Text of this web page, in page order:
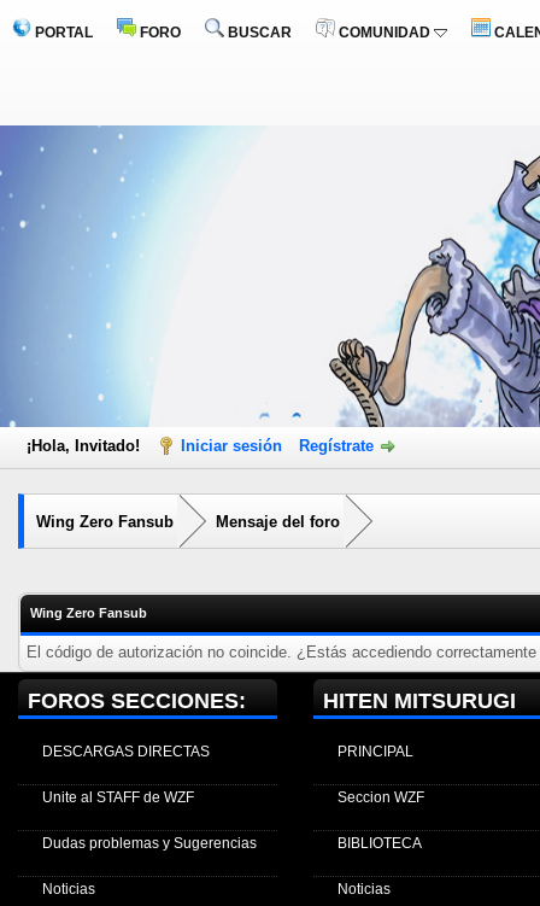
PORTAL FORO BUSCAR COMUNIDAD
¡Hola, Invitado! Iniciar sesión Regístrate
Wing Zero Fansub Mensaje del foro
Wing Zero Fansub
El código de autorización no coincide. ¿Estás accediendo
FOROS SECCIONES:
DESCARGAS DIRECTAS
Unite al STAFF de WZF
Dudas problemas y Sugerencias
Noticias
HITEN MITSURUGI
PRINCIPAL
Seccion WZF
BIBLIOTECA
Noticias